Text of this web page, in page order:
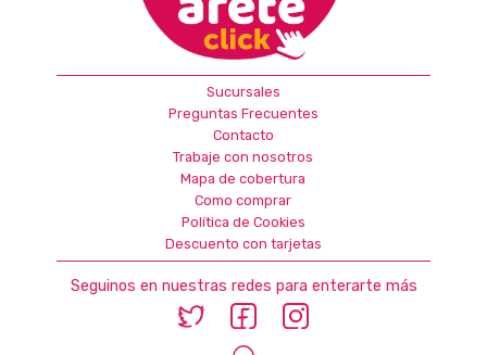
Sucursales
Preguntas Frecuentes
Contacto
Trabaje con nosotros
Mapa de cobertura
Como comprar
Política de Cookies
Descuento con tarjetas
Seguinos en nuestras redes para enterarte más